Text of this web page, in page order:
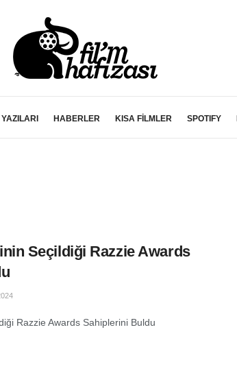
HABERLER KISA FİLMLER SPOTIFY
Seçildiği Razzie Awards
Razzie Awards Sahiplerini Buldu